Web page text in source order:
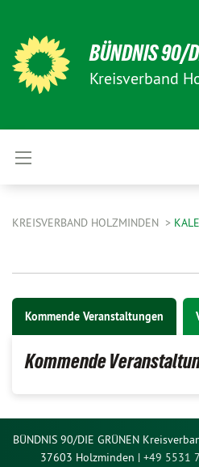
BÜNDNIS 90/
Kreisverband
KREISVERBAND HOLZMINDEN
Kommende Veranstaltungen
Kommende
BÜNDNIS 90/DIE GRÜNEN
37603 Holzminden | +49 5531